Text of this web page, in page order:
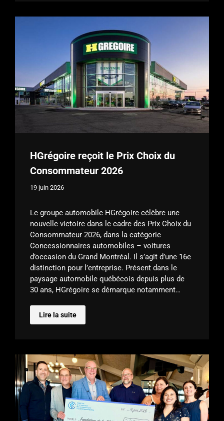
HGrégoire reçoit le Prix Choix du
Consommateur 2026
19 juin 2026
Le groupe automobile HGrégoire célèbre une
nouvelle victoire dans le cadre des Prix Choix du
Consommateur 2026, dans la catégorie
Concessionnaires automobiles – voitures
d’occasion du Grand Montréal. Il s’agit d’une 16e
distinction pour l’entreprise. Présent dans le
paysage automobile québécois depuis plus de
30 ans, HGrégoire se démarque notamment…
Lire la suite